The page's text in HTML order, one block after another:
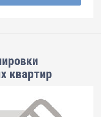
квартир